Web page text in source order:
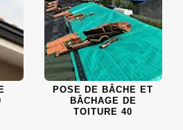
POSE DE BÂCHE ET
BÂCHAGE DE
TOITURE 40